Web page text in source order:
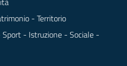
- Territorio
- Istruzione - Sociale -